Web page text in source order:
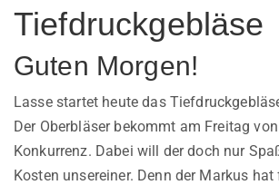
Tiefdruckgebläse
Guten Morgen!
Lasse startet heute das
Der Oberbläser bekommt am Freitag
Konkurrenz. Dabei will der doch nur
Kosten unsereiner. Denn der Markus